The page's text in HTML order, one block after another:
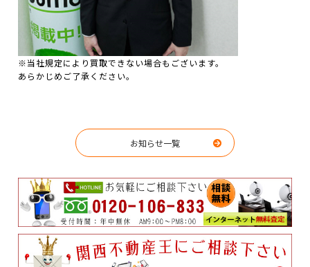
※当社規定により買取できない場合もございます。
あらかじめご了承ください。
お知らせ一覧